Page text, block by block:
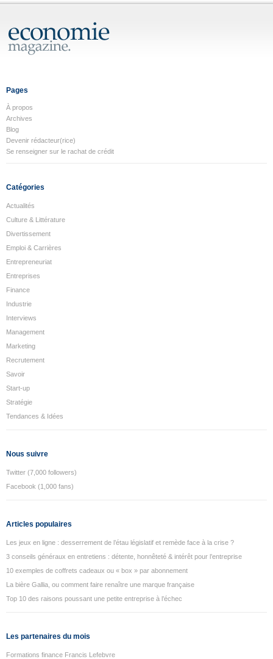
Pages
À propos
Archives
Blog
Devenir rédacteur(rice)
Se renseigner sur le rachat de crédit
Catégories
Actualités
Culture & Littérature
Divertissement
Emploi & Carrières
Entrepreneuriat
Entreprises
Finance
Industrie
Interviews
Management
Marketing
Recrutement
Savoir
Start-up
Stratégie
Tendances & Idées
Nous suivre
Twitter (7,000 followers)
Facebook (1,000 fans)
Articles populaires
Les jeux en ligne : desserrement de l’étau législatif et remède face à la crise ?
3 conseils généraux en entretiens : détente, honnêteté & intérêt pour l’entreprise
10 exemples de coffrets cadeaux ou « box » par abonnement
La bière Gallia, ou comment faire renaître une marque française
Top 10 des raisons poussant une petite entreprise à l’échec
Les partenaires du mois
Formations finance Francis Lefebvre